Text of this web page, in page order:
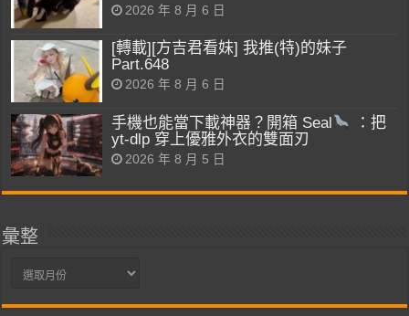
2026 年 8 月 6 日
[轉載][方吉君看妹] 我推(特)的妹子
Part.648
2026 年 8 月 6 日
手機也能當下載神器？開箱 Seal
：把
yt-dlp 穿上優雅外衣的雙面刃
2026 年 8 月 5 日
彙整
彙